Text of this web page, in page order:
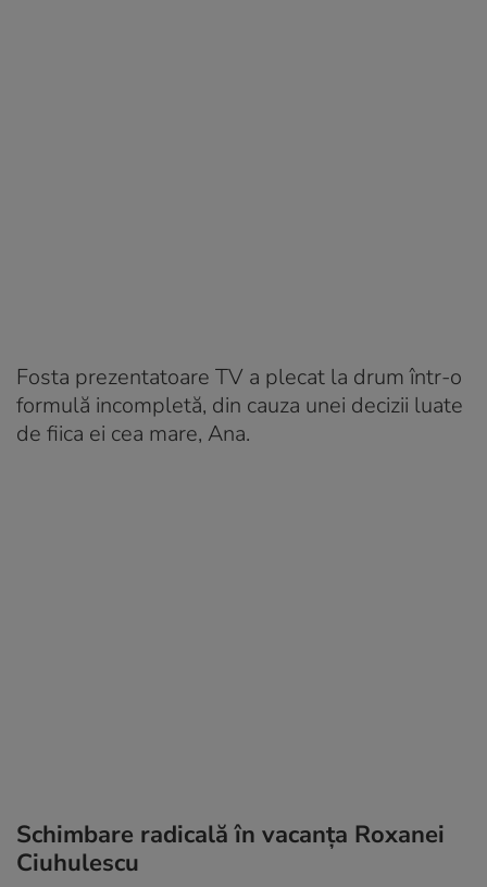
Fosta prezentatoare TV a plecat la drum într-o
formulă incompletă, din cauza unei decizii luate
de fiica ei cea mare, Ana.
Schimbare radicală în vacanța Roxanei
Ciuhulescu